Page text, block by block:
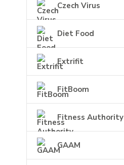
Czech Virus
Diet Food
Extrifit
FitBoom
Fitness Authority
GAAM